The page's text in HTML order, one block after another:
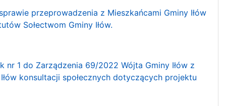
przeprowadzenia z Mieszkańcami Gminy Iłów
Sołectwom Gminy Iłów.
nr 1 do Zarządzenia 69/2022 Wójta Gminy Iłów z
konsultacji społecznych dotyczących projektu